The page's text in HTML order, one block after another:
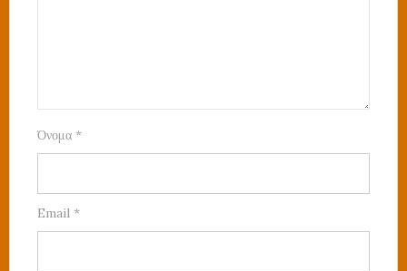
Όνομα *
Email *